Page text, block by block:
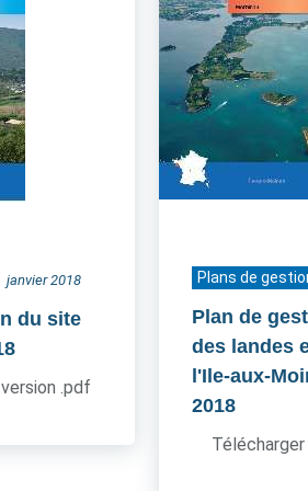
janvier 2018
du site
.pdf
Plans de
Plan de
des landes
l'Ile-aux-
2018